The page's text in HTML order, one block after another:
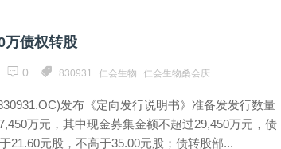
万债权转股
0 830931 仁会生物 仁会生物桑会庆
发布《定向发行说明书》准备发发行数量
万元，其中现金募集金额不超过29,450万元，债
21.60元股，不高于35.00元股；债转股部...